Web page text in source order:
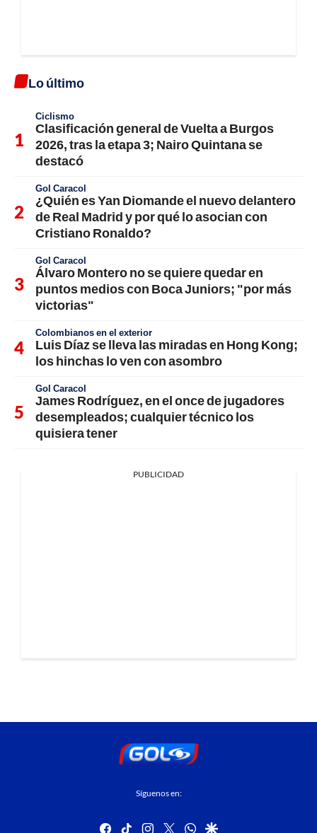
Lo último
Ciclismo
Clasificación general de Vuelta a Burgos
2026, tras la etapa 3; Nairo Quintana se
destacó
Gol Caracol
¿Quién es Yan Diomande el nuevo delantero
de Real Madrid y por qué lo asocian con
Cristiano Ronaldo?
Gol Caracol
Álvaro Montero no se quiere quedar en
puntos medios con Boca Juniors; "por más
victorias"
Colombianos en el exterior
Luis Díaz se lleva las miradas en Hong Kong;
los hinchas lo ven con asombro
Gol Caracol
James Rodríguez, en el once de jugadores
desempleados; cualquier técnico los
quisiera tener
PUBLICIDAD
Síguenos en:
facebook
tiktok instagram
twitterwhatsapp
google